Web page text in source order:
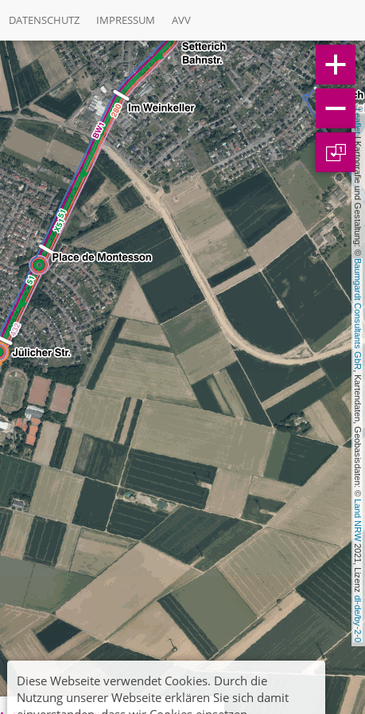
DATENSCHUTZ IMPRESSUM AVV
Leaflet
| Kartografie und Gestaltung: ©
Baumgardt Consultants GbR
, Kartendaten, Geobasisdaten: ©
Land NRW
2021, Lizenz
dl-de/by-2-0
1
Diese Webseite verwendet Cookies. Durch die
Nutzung unserer Webseite erklären Sie sich damit